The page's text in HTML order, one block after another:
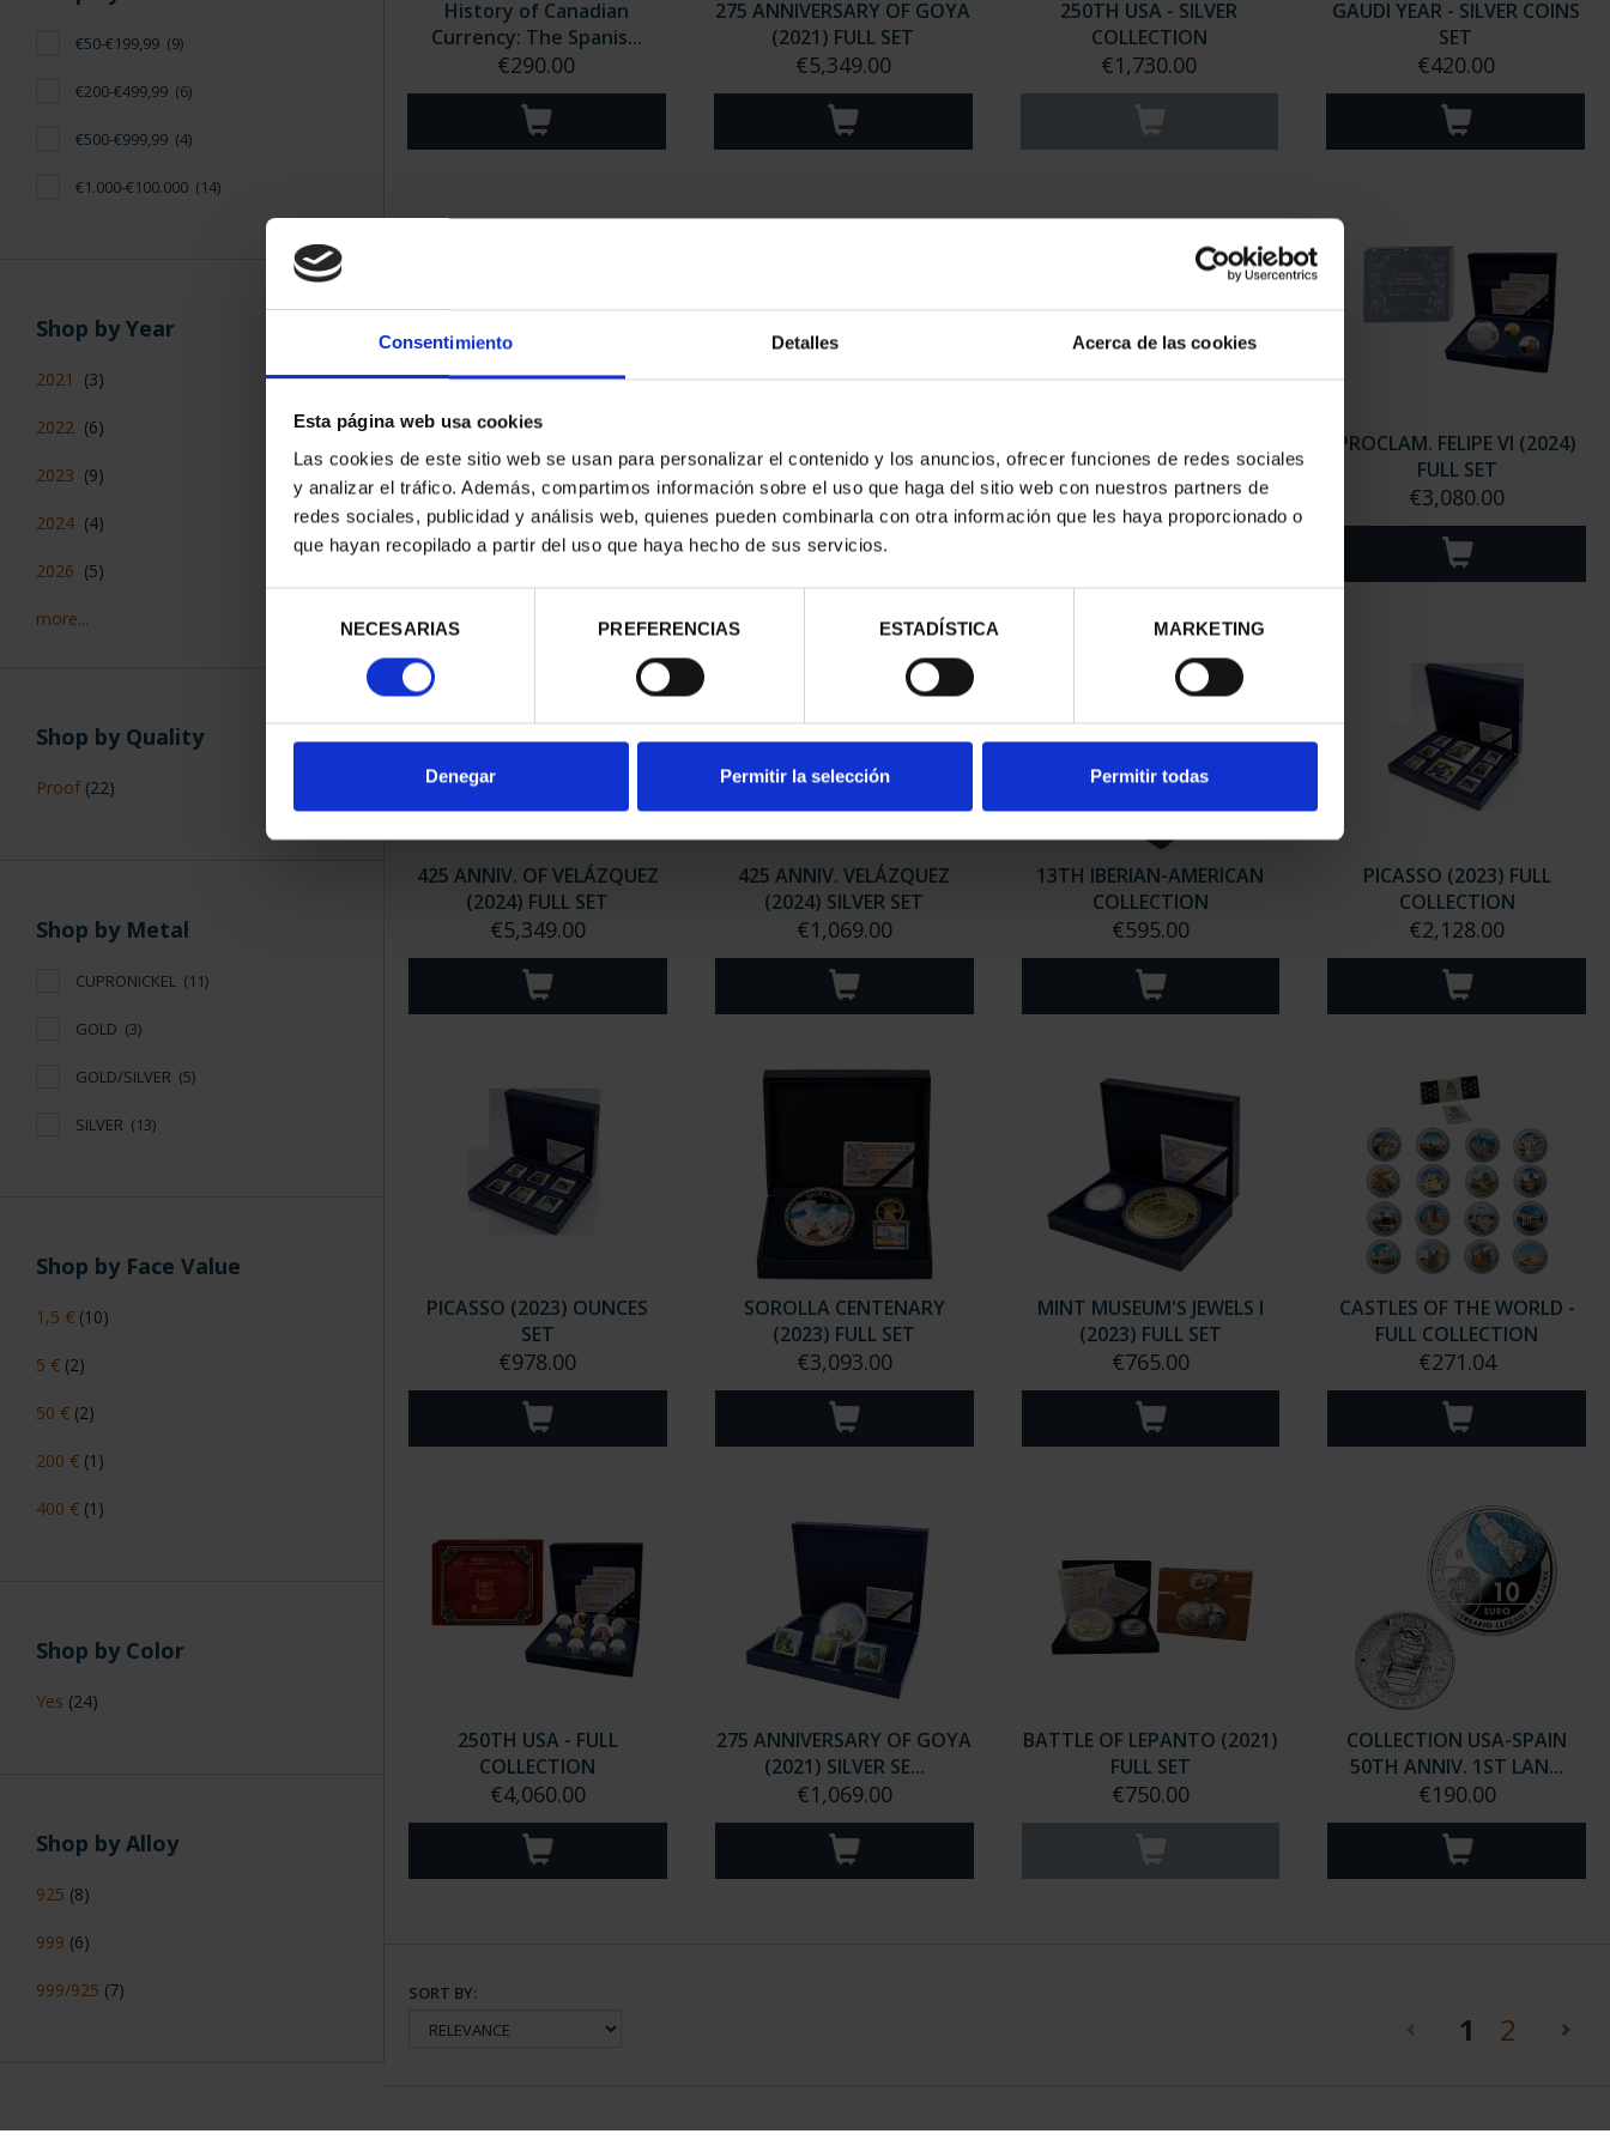
Consentimiento Detalles Acerca de las cookies
Esta página web usa cookies
Las cookies de este sitio web se usan para personalizar el contenido y los anuncios, ofrecer funciones de redes sociales
y analizar el tráfico. Además, compartimos información sobre el uso que haga del sitio web con nuestros partners de
redes sociales, publicidad y análisis web, quienes pueden combinarla con otra información que les haya proporcionado o
que hayan recopilado a partir del uso que haya hecho de sus servicios.
consentimiento
NECESARIAS PREFERENCIAS ESTADÍSTICA MARKETING
Denegar Permitir la selección Permitir todas
€50-€199,99 (9)
€200-€499,99 (6)
€500-€999,99 (4)
€1.000-€100.000 (14)
Shop by Year
2021 (3)
2022 (6)
2023 (9)
2024 (4)
2026 (5)
more...
Shop by Quality
Proof (22)
Shop by Metal
CUPRONICKEL (11)
GOLD (3)
GOLD/SILVER (5)
SILVER (13)
Shop by Face Value
1,5 € (10)
5 € (2)
50 € (2)
200 € (1)
400 € (1)
Shop by Color
Yes (24)
Shop by Alloy
925 (8)
999 (6)
999/925 (7)
History of Canadian
Currency: The Spanis...
€290.00
275 ANNIVERSARY OF GOYA
(2021) FULL SET
€5,349.00
250TH USA - SILVER
COLLECTION
€1,730.00
GAUDI YEAR - SILVER COINS
SET
€420.00
GOLD COINS SET
€3,735.00
COINS SET
€6,170.00
COINS SET
€420.00
PROCLAM. FELIPE VI (2024)
FULL SET
€3,080.00
425 ANNIV. OF VELÁZQUEZ
(2024) FULL SET
€5,349.00
425 ANNIV. VELÁZQUEZ
(2024) SILVER SET
€1,069.00
13TH IBERIAN-AMERICAN
COLLECTION
€595.00
PICASSO (2023) FULL
COLLECTION
€2,128.00
PICASSO (2023) OUNCES
SET
€978.00
SOROLLA CENTENARY
(2023) FULL SET
€3,093.00
MINT MUSEUM'S JEWELS I
(2023) FULL SET
€765.00
CASTLES OF THE WORLD -
FULL COLLECTION
€271.04
250TH USA - FULL
COLLECTION
€4,060.00
275 ANNIVERSARY OF GOYA
(2021) SILVER SE...
€1,069.00
BATTLE OF LEPANTO (2021)
FULL SET
€750.00
COLLECTION USA-SPAIN
50TH ANNIV. 1ST LAN...
€190.00
SORT BY:
1 (current)
2